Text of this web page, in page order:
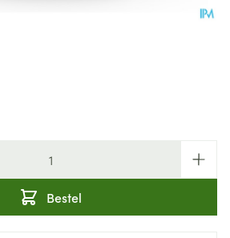
Bestel